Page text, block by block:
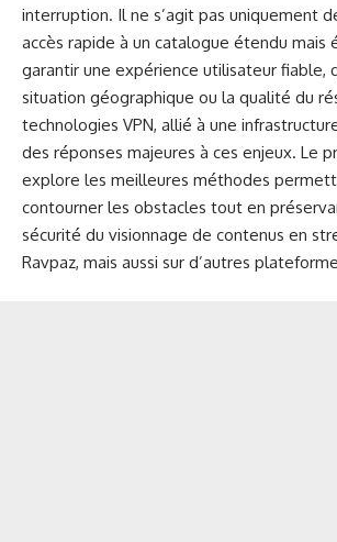
interruption. Il ne s’agit pas uniquement
accès rapide à un catalogue étendu mais
garantir une expérience utilisateur fiable,
situation géographique ou la qualité du
technologies VPN, allié à une
des réponses majeures à ces enjeux. Le
explore les meilleures méthodes
contourner les obstacles tout en
sécurité du visionnage de contenus en
Ravpaz, mais aussi sur d’autres